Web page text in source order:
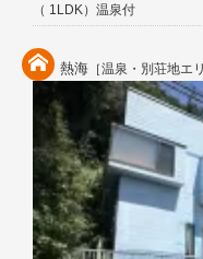
（ 1LDK）温泉付
熱海 ［温泉・別荘地エ